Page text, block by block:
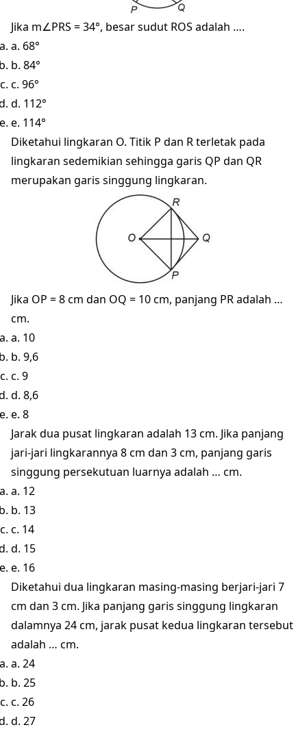
Jika m∠PRS = 34°, besar sudut ROS adalah ….
a. 68°
b. 84°
c. 96°
d. 112°
e. 114°
Diketahui lingkaran O. Titik P dan R terletak pada
lingkaran sedemikian sehingga garis QP dan QR
merupakan garis singgung lingkaran.
Jika OP = 8 cm dan OQ = 10 cm, panjang PR adalah …
cm.
a. 10
b. 9,6
c. 9
d. 8,6
e. 8
Jarak dua pusat lingkaran adalah 13 cm. Jika panjang
jari-jari lingkarannya 8 cm dan 3 cm, panjang garis
singgung persekutuan luarnya adalah … cm.
a. 12
b. 13
c. 14
d. 15
e. 16
Diketahui dua lingkaran masing-masing berjari-jari 7
cm dan 3 cm. Jika panjang garis singgung lingkaran
dalamnya 24 cm, jarak pusat kedua lingkaran tersebut
adalah … cm.
a. 24
b. 25
c. 26
d. 27